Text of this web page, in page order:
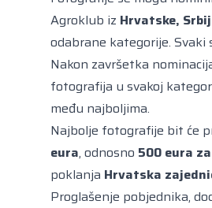
Agroklub iz Hrvatske,
odabrane kategorije.
Nakon završetka
fotografija u svakoj
među najboljima.
Najbolje fotografije bit će
eura, odnosno 500 eura
poklanja Hrvatska
Proglašenje pobjednika,